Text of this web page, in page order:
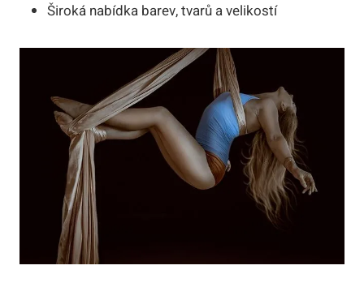
Široká nabídka barev, tvarů a velikostí